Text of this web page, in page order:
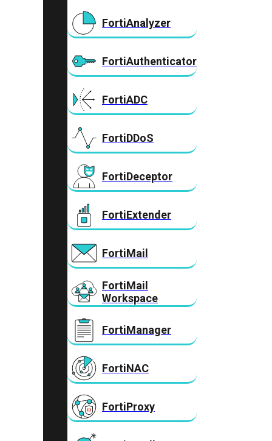
FortiAnalyzer
FortiAuthenticator
FortiADC
FortiDDoS
FortiDeceptor
FortiExtender
FortiMail
FortiMail
Workspace
FortiManager
FortiNAC
FortiProxy